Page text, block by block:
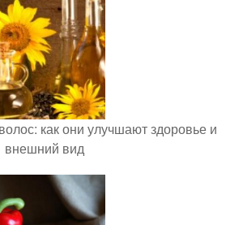
как они улучшают здоровье и
внешний вид